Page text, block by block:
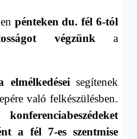
pénteken du. fél 6-tól
végzünk a
elmélkedései segítenek
való felkészülésben.
a fél 7-es szentmise